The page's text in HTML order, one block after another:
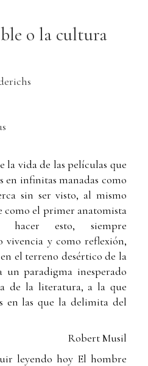
o la cultura
la vida de las películas que
en infinitas manadas como
sin ser visto, al mismo
como el primer anatomista
esto, siempre
vivencia y como reflexión,
el terreno desértico de la
un paradigma inesperado
de la literatura, a la que
en las que la delimita del
Robert Musil
leyendo hoy El hombre